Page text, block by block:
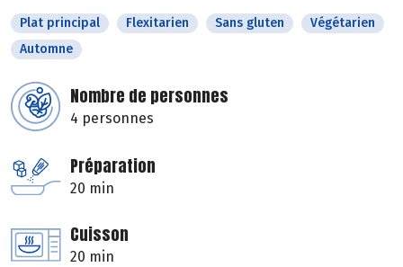
Plat principal Flexitarien Sans gluten
Végétarien
Automne
Nombre de personnes
4 personnes
Préparation
20 min
Cuisson
20 min